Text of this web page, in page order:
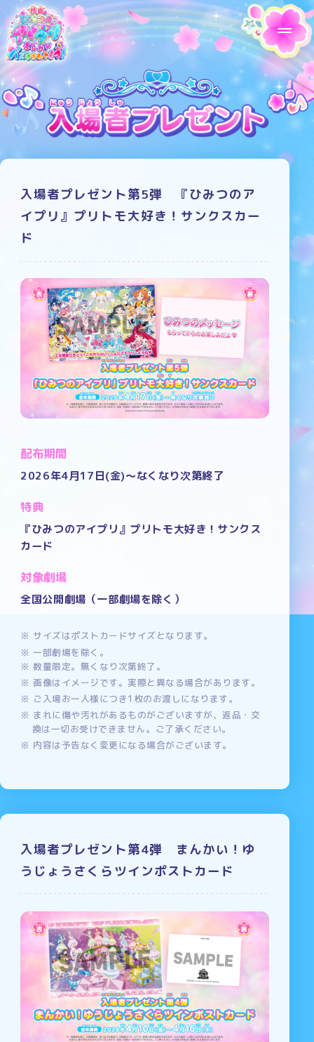
入場者プレゼント第5弾 『ひみつのア
イプリ』プリトモ大好き！サンクスカー
ド
配布期間
2026年4月17日(金)～なくなり次第終了
特典
『ひみつのアイプリ』プリトモ大好き！サンクス
カード
対象劇場
全国公開劇場（一部劇場を除く）
サイズはポストカードサイズとなります。
一部劇場を除く。
数量限定。無くなり次第終了。
画像はイメージです。実際と異なる場合があります。
ご入場お一人様につき1枚のお渡しになります。
まれに傷や汚れがあるものがございますが、返品・交
換は一切お受けできません。ご了承ください。
内容は予告なく変更になる場合がございます。
入場者プレゼント第4弾 まんかい！ゆ
うじょうさくらツインポストカード